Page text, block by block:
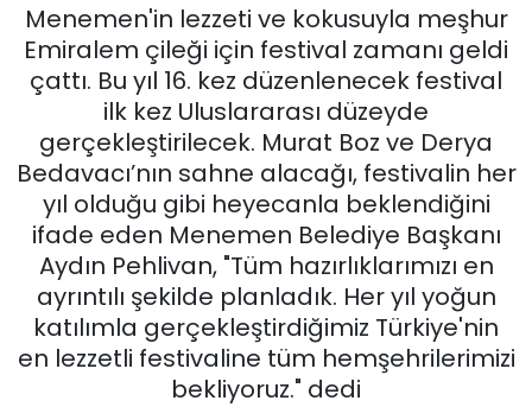
Menemen'in lezzeti ve kokusuyla meşhur
Emiralem çileği için festival zamanı geldi
çattı. Bu yıl 16. kez düzenlenecek festival
ilk kez Uluslararası düzeyde
gerçekleştirilecek. Murat Boz ve Derya
Bedavacı’nın sahne alacağı, festivalin her
yıl olduğu gibi heyecanla beklendiğini
ifade eden Menemen Belediye Başkanı
Aydın Pehlivan, "Tüm hazırlıklarımızı en
ayrıntılı şekilde planladık. Her yıl yoğun
katılımla gerçekleştirdiğimiz Türkiye'nin
en lezzetli festivaline tüm hemşehrilerimizi
bekliyoruz." dedi
EKONOMİ
English News
GÜNCEL
KÜLTÜR SANAT
MAGAZİN
POLİTİKA
Son Dakika Haberleri
Haber Arşivi